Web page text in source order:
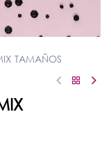
TAMAÑOS